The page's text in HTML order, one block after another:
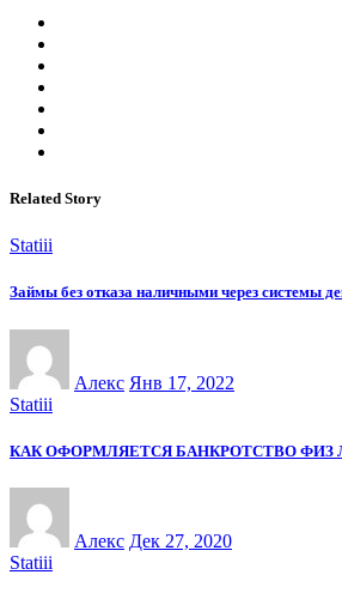
Related Story
Statiii
Займы без отказа наличными через системы
Алекс Янв 17, 2022
Statiii
КАК ОФОРМЛЯЕТСЯ БАНКРОТСТВО ФИЗ
Алекс Дек 27, 2020
Statiii